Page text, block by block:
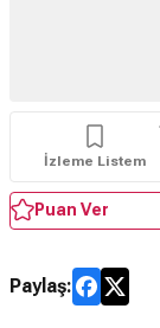
İzleme Listem
Puan Ver
Paylaş: